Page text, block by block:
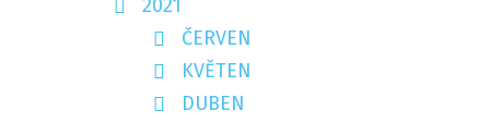
2021
ČERVEN
KVĚTEN
DUBEN